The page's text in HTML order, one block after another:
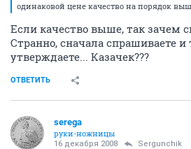
одинаковой цене качество на порядок
Если качество выше, так зачем
Странно, сначала спрашиваете и
утверждаете... Казачек???
ОТВЕТИТЬ
serega
руки-ножницы
16 декабря 2008 Sergunchik